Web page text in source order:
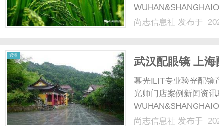
配镜的写字楼眼镜店
尚志信息社 发布于
资讯
武汉配眼镜 上海
暮光ILIT专业验光配镜
光师门店案例新闻资
配镜的写字楼眼镜店
尚志信息社 发布于